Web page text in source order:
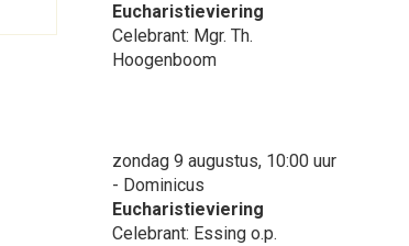
Eucharistieviering
Celebrant: Mgr. Th.
Hoogenboom
zondag 9 augustus, 10:00 uur
- Dominicus
Eucharistieviering
Celebrant: Essing o.p.